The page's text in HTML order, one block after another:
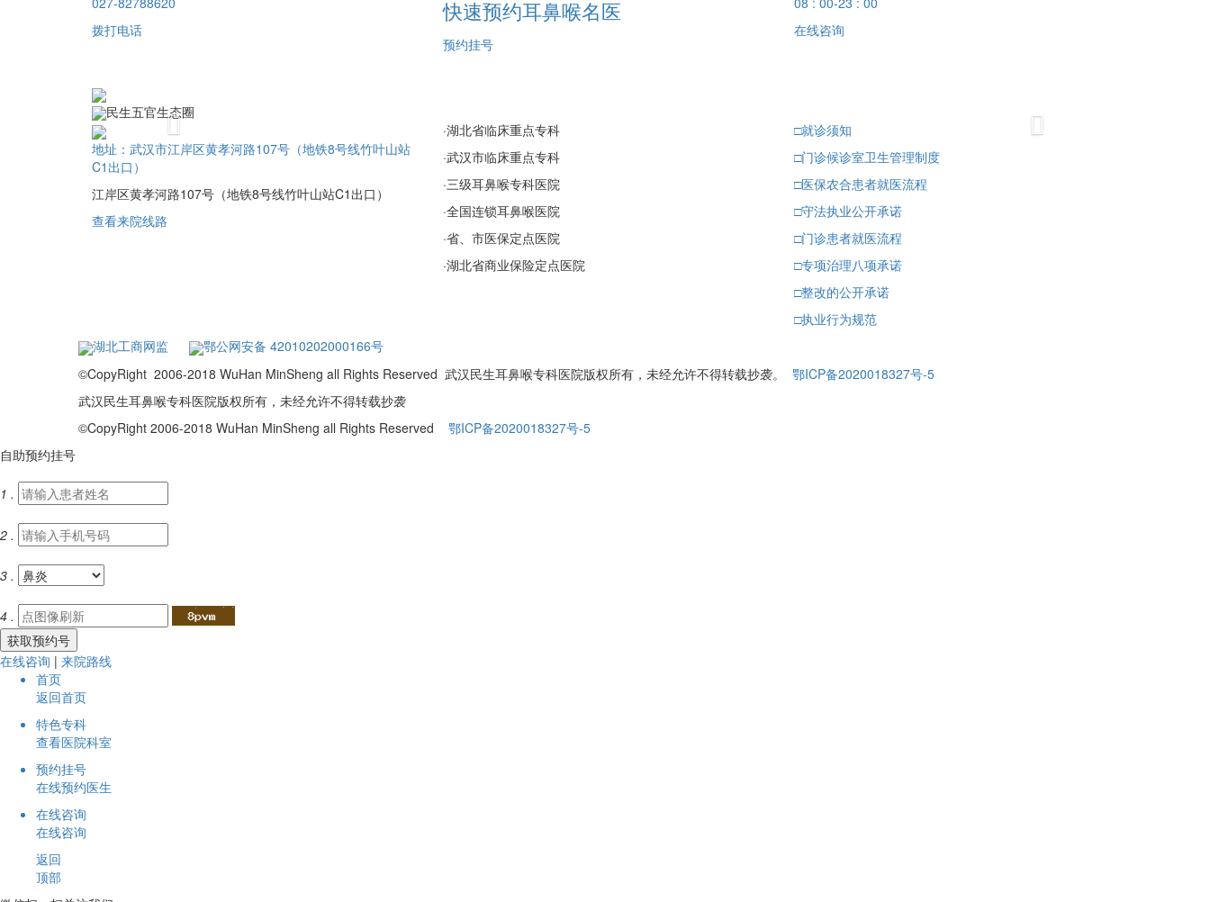
拨打电话
快速预约耳鼻喉名医
预约挂号
在线咨询
民生五官生态圈
Previous Next
地址：武汉市江岸区黄孝河路107号（地铁8号线竹叶山站
C1出口）
江岸区黄孝河路107号（地铁8号线竹叶山站C1出口）
查看来院线路
·湖北省临床重点专科
·武汉市临床重点专科
·三级耳鼻喉专科医院
·全国连锁耳鼻喉医院
·省、市医保定点医院
·湖北省商业保险定点医院
□就诊须知
□门诊候诊室卫生管理制度
□医保农合患者就医流程
□守法执业公开承诺
□门诊患者就医流程
□专项治理八项承诺
□整改的公开承诺
□执业行为规范
湖北工商网监
鄂公网安备 42010202000166号
©CopyRight 2006-2018 WuHan MinSheng all Rights Reserved 武汉民生耳鼻喉专科医院版权所有，未经允许不得转载抄袭。 鄂ICP备2020018327号-5
武汉民生耳鼻喉专科医院版权所有，未经允许不得转载抄袭
©CopyRight 2006-2018 WuHan MinSheng all Rights Reserved 鄂ICP备2020018327号-5
自助
挂号
1 .
2 .
3 .
4 .
在线咨询|来院路线
首页
返回首页
特色专科
查看医院科室
预约挂号
在线预约医生
在线咨询
在线咨询
返回